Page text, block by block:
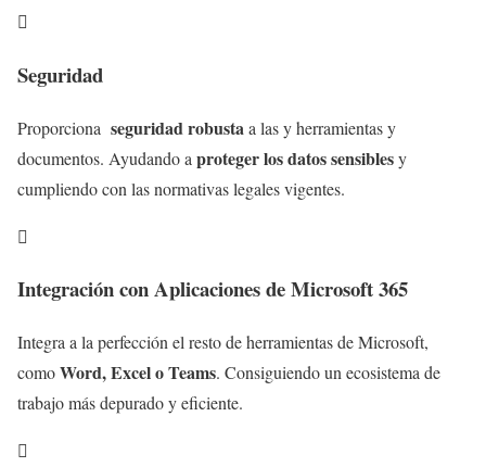

Seguridad
Proporciona seguridad robustaa las y herramientas y
documentos. Ayudando a proteger los datos sensiblesy
cumpliendo con las normativas legales vigentes.

Integración con Aplicaciones de Microsoft 365
Integra a la perfección el resto de herramientas de Microsoft,
comoWord, Excel o Teams. Consiguiendo un ecosistema de
trabajo más depurado y eficiente.
